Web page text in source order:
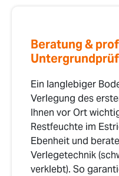
Beratung &
Ein langlebiger
Verlegung des
Ihnen vor Ort
Restfeuchte im
Ebenheit und
Verlegetechnik
verklebt). So